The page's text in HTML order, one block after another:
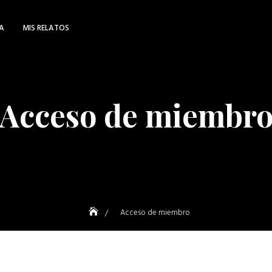
MIS RELATOS
de
Acceso de miembro